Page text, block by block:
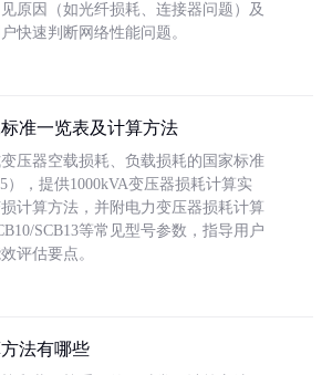
原因（如光纤损耗、连接器问题）及
快速判断网络性能问题。
准一览表及计算方法
压器空载损耗、负载损耗的国家标准
），提供1000kVA变压器损耗计算实
计算方法，并附电力变压器损耗计算
SCB13等常见型号参数，指导用户
评估要点。
法有哪些